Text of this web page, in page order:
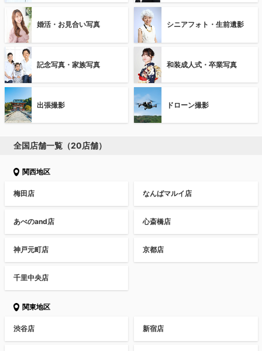
婚活・お見合い写真 シニアフォト・生前遺影
記念写真・家族写真 和装成人式・卒業写真
出張撮影 ドローン撮影
全国店舗一覧（20店舗）
関西地区
梅田店 なんばマルイ店
あべのand店 心斎橋店
神戸元町店 京都店
千里中央店
関東地区
渋谷店 新宿店